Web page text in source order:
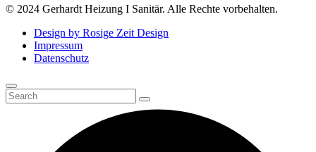
© 2024 Gerhardt Heizung I Sanitär. Alle Rechte vorbehalten.
Design by Rosige Zeit Design
Impressum
Datenschutz